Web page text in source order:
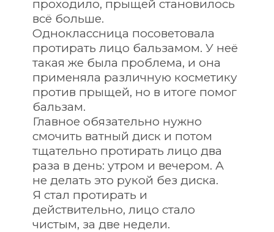
проходило, прыщей становилось
всё больше.
Одноклассница посоветовала
протирать лицо бальзамом. У неё
такая же была проблема, и она
применяла различную косметику
против прыщей, но в итоге помог
бальзам.
Главное обязательно нужно
смочить ватный диск и потом
тщательно протирать лицо два
раза в день: утром и вечером. А
не делать это рукой без диска.
Я стал протирать и
действительно, лицо стало
чистым, за две недели.